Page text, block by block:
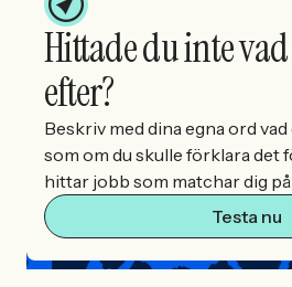
Hittade du inte
efter?
Beskriv med dina egna ord
som om du skulle förklara det
hittar jobb som matchar dig
Testa nu